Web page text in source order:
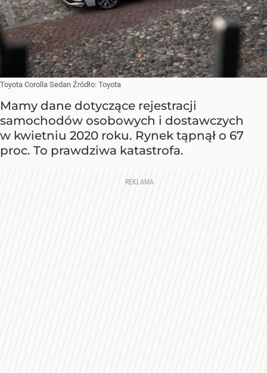
Toyota Corolla Sedan Źródło: Toyota
Mamy dane dotyczące rejestracji
samochodów osobowych i dostawczych
w kwietniu 2020 roku. Rynek tąpnął o 67
proc. To prawdziwa katastrofa.